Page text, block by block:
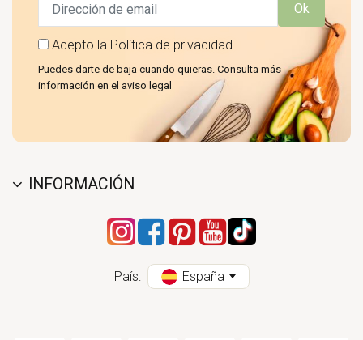
Ok
Acepto la Política de privacidad
Puedes darte de baja cuando quieras. Consulta más
información en el aviso legal
INFORMACIÓN
País: España